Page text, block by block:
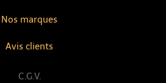
Avis clients
Nos marques
C.G.V.